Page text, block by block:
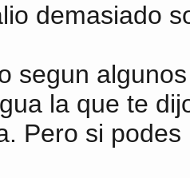
demasiado
segun
la que te
Pero si